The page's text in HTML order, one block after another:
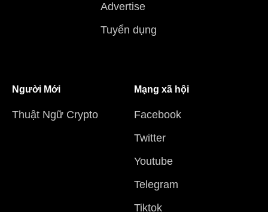
Advertise
Tuyển dụng
Người Mới
Thuật Ngữ Crypto
Mạng xã hội
Facebook
Twitter
Youtube
Telegram
Tiktok